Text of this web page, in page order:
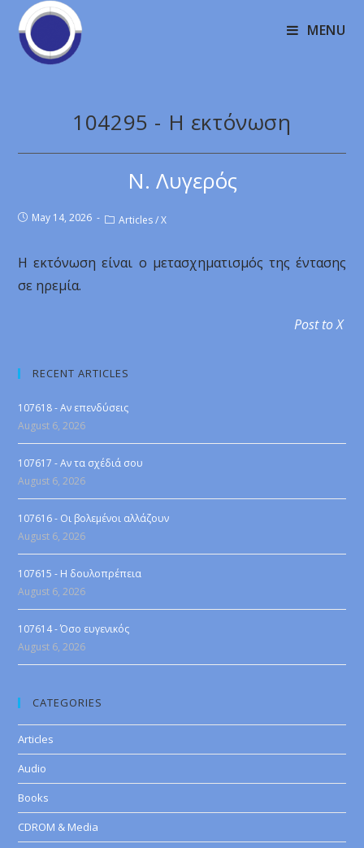
MENU
104295 - Η εκτόνωση
Ν. Λυγερός
May 14, 2026 Articles / X
Η εκτόνωση είναι ο μετασχηματισμός της έντασης
σε ηρεμία.
Post to X
RECENT ARTICLES
107618 - Αν επενδύσεις
August 6, 2026
107617 - Αν τα σχέδιά σου
August 6, 2026
107616 - Οι βολεμένοι αλλάζουν
August 6, 2026
107615 - Η δουλοπρέπεια
August 6, 2026
107614 - Όσο ευγενικός
August 6, 2026
CATEGORIES
Articles
Audio
Books
CDROM & Media